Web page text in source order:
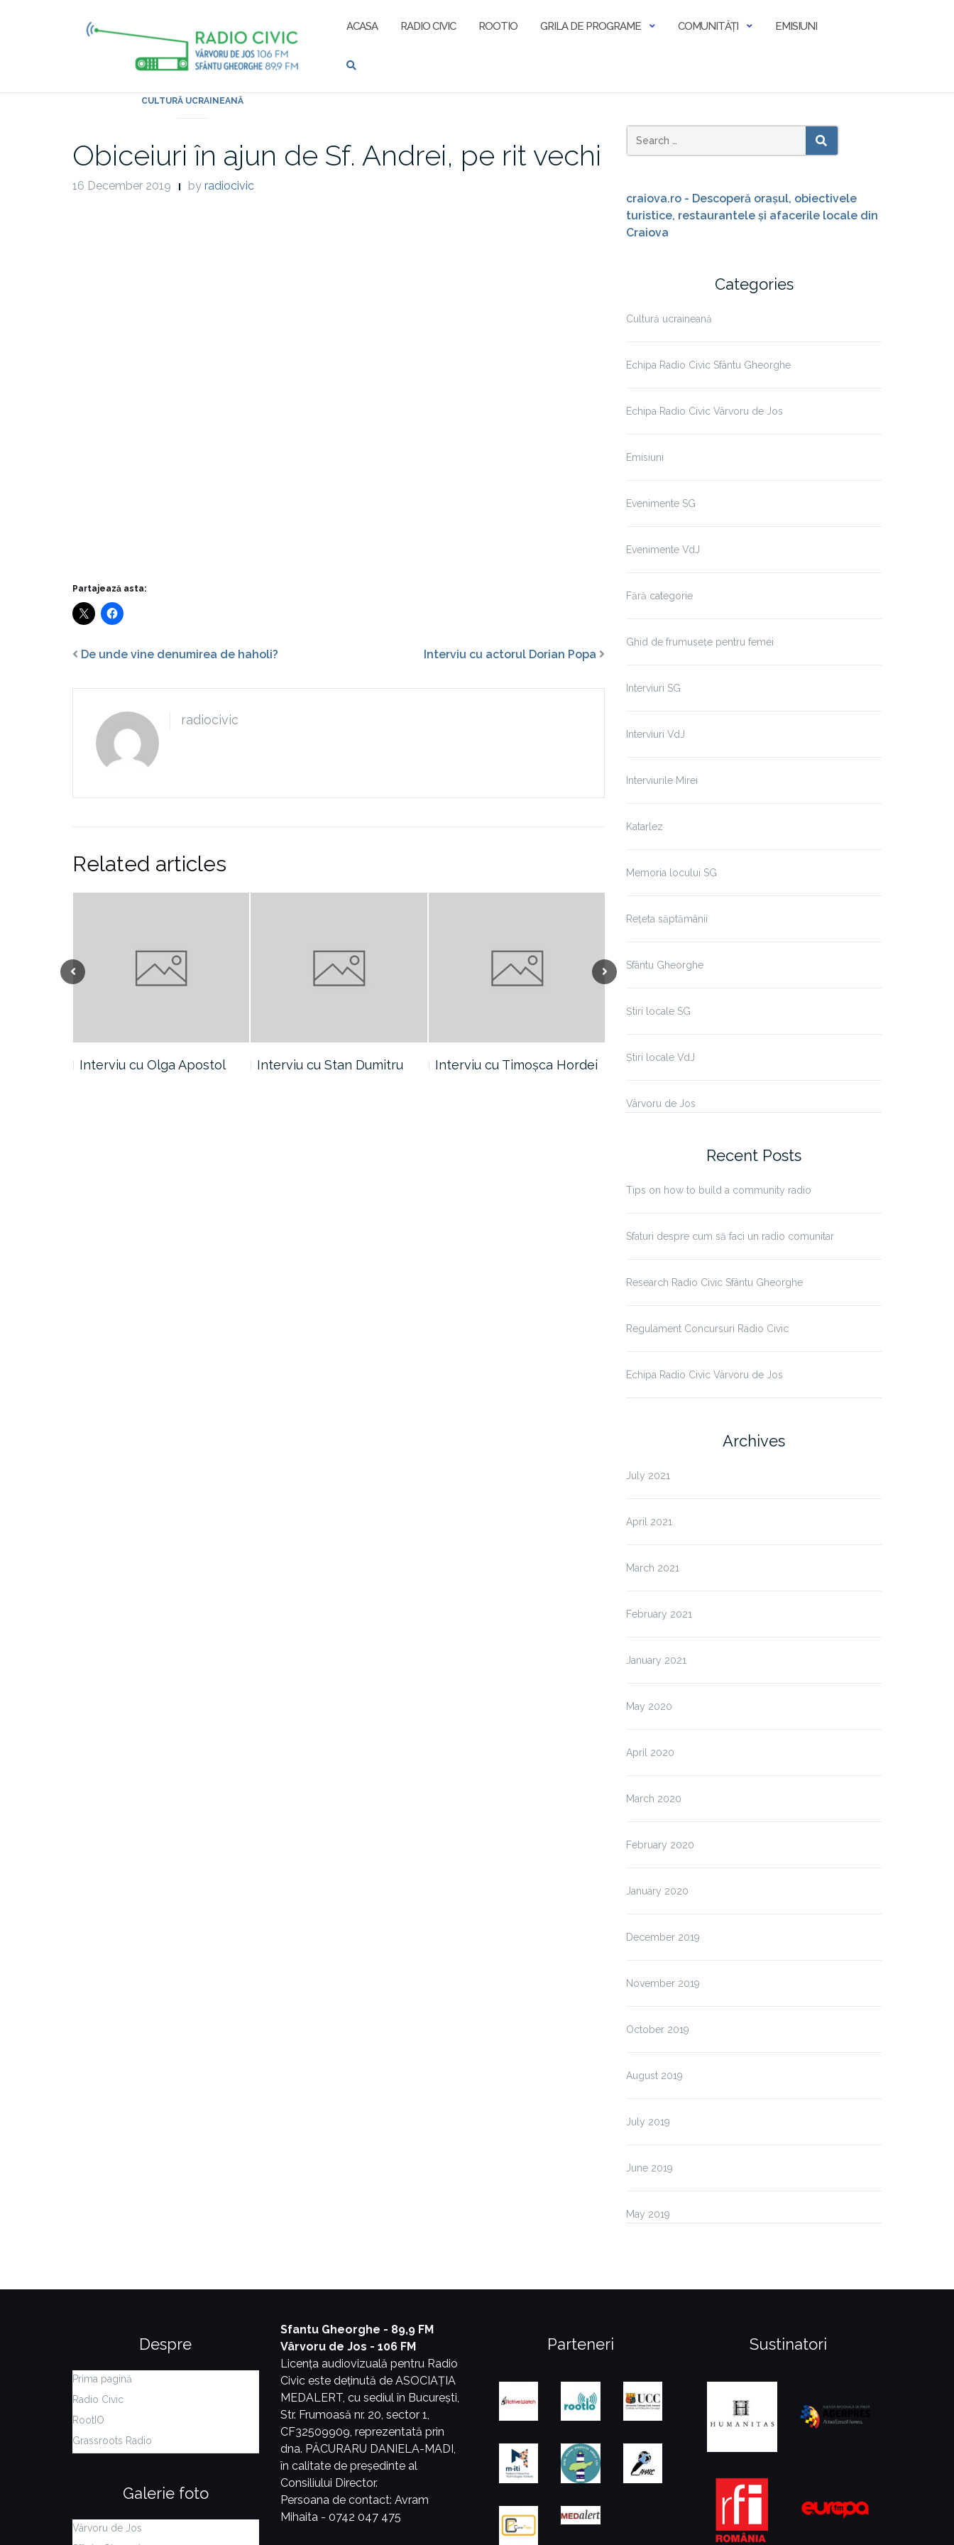
ACASA RADIO CIVIC ROOTIO GRILA DE PROGRAME COMUNITĂȚI EMISIUNI
CULTURĂ UCRAINEANĂ
Obiceiuri în ajun de Sf. Andrei, pe rit vechi
16 December 2019 by radiocivic
Partajează asta:
De unde vine denumirea de haholi? Interviu cu actorul Dorian Popa
radiocivic
Related articles
Previous Next
Interviu cu Olga Apostol Interviu cu Stan Dumitru Interviu cu Timoșca Hordei Interviu cu Maria Hordei
Search
for:
SEARCH
craiova.ro - Descoperă orașul, obiectivele
turistice, restaurantele și afacerile locale din
Craiova
Categories
Cultură ucraineană
Echipa Radio Civic Sfântu Gheorghe
Echipa Radio Civic Vârvoru de Jos
Emisiuni
Evenimente SG
Evenimente VdJ
Fără categorie
Ghid de frumusețe pentru femei
Interviuri SG
Interviuri VdJ
Interviurile Mirei
Katarlez
Memoria locului SG
Rețeta săptămânii
Sfântu Gheorghe
Știri locale SG
Știri locale VdJ
Vârvoru de Jos
Recent Posts
Tips on how to build a community radio
Sfaturi despre cum să faci un radio comunitar
Research Radio Civic Sfântu Gheorghe
Regulament Concursuri Radio Civic
Echipa Radio Civic Vârvoru de Jos
Archives
July 2021
April 2021
March 2021
February 2021
January 2021
May 2020
April 2020
March 2020
February 2020
January 2020
December 2019
November 2019
October 2019
August 2019
July 2019
June 2019
May 2019
Despre
Prima pagină
Radio Civic
RootIO
Grassroots Radio
Galerie foto
Vârvoru de Jos
Sfantu Gheorghe - 89,9 FM
Vârvoru de Jos - 106 FM
Licența audiovizuală pentru Radio
Civic este deținută de ASOCIAȚIA
MEDALERT, cu sediul în București,
Str. Frumoasă nr. 20, sector 1,
CF32509909, reprezentată prin
dna. PĂCURARU DANIELA-MADI,
în calitate de președinte al
Consiliului Director.
Persoana de contact: Avram
Mihaita - 0742 047 475
Parteneri Sustinatori